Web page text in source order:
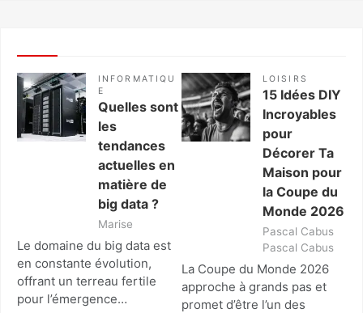
INFORMATIQU
E
Quelles sont
les
tendances
actuelles en
matière de
big data ?
Marise
Le domaine du big data est
en constante évolution,
offrant un terreau fertile
pour l’émergence…
LOISIRS
15 Idées DIY
Incroyables
pour
Décorer Ta
Maison pour
la Coupe du
Monde 2026
Pascal Cabus
Pascal Cabus
La Coupe du Monde 2026
approche à grands pas et
promet d’être l’un des